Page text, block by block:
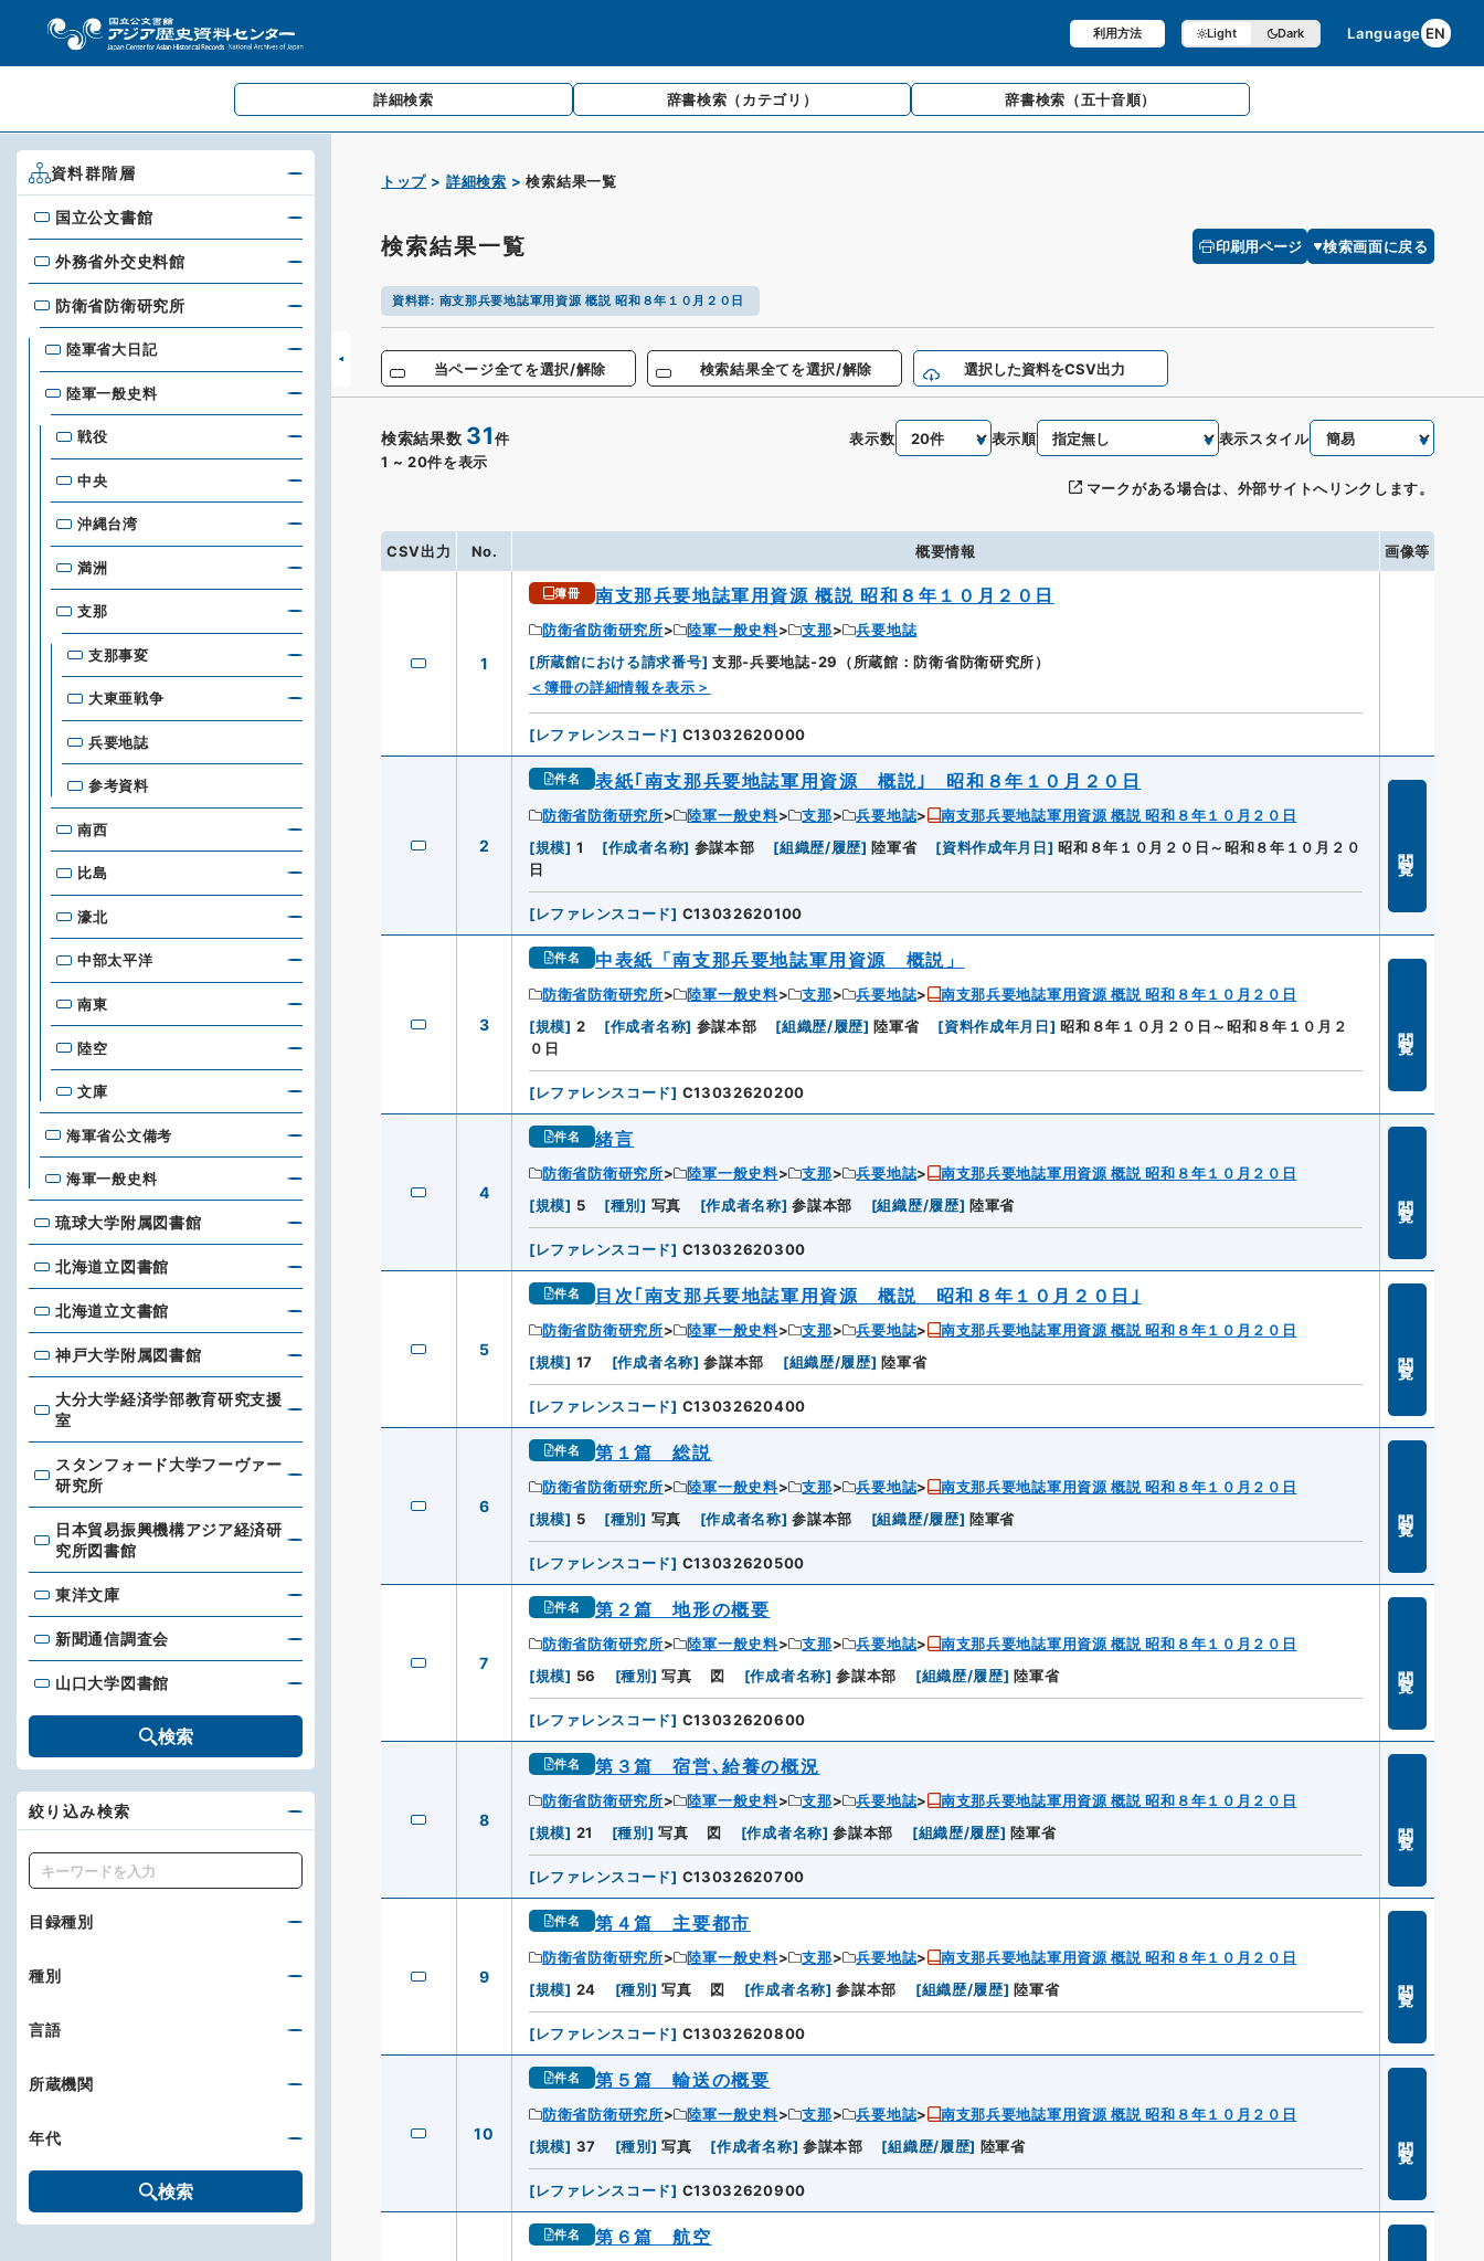
利用方法 Light Dark Language EN
詳細検索 辞書検索 （カテゴリ） 辞書検索 （五十音順）
トップ 詳細検索 検索結果一覧
検索結果一覧 印刷用ページ 検索画面に戻る
資料群: 南支那兵要地誌軍用資源 概説 昭和８年１０月２０日
当ページ全てを選択/解除 検索結果全てを選択/解除 選択した資料をCSV出力
検索結果数 31件
1 ~ 20件を表示
表示数 表示順 表示スタイル
マークがある場合は、外部サイトへリンクします。
CSV出力 No. 概要情報 画像等
1
簿冊 南支那兵要地誌軍用資源 概説 昭和８年１０月２０日
防衛省防衛研究所 陸軍一般史料 支那
兵要地誌
[所蔵館における請求番号] 支那-兵要地誌-29（所蔵館：防衛省防衛研究所）
＜簿冊の詳細情報を表示＞
[レファレンスコード] C13032620000
2
件名 表紙｢南支那兵要地誌軍用資源 概説｣ 昭和８年１０月２０日
防衛省防衛研究所 陸軍一般史料 支那 兵要地誌
南支那兵要地誌軍用資源 概説 昭和８年１０月２０日
[規模] 1 [作成者名称] 参謀本部 [組織歴/履歴] 陸軍省 [資料作成年月日] 昭和８年１０月２０日～昭和８年１０月２０
日
[レファレンスコード] C13032620100
3
件名 中表紙「南支那兵要地誌軍用資源 概説」
防衛省防衛研究所 陸軍一般史料 支那 兵要地誌
南支那兵要地誌軍用資源 概説 昭和８年１０月２０日
[規模] 2 [作成者名称] 参謀本部 [組織歴/履歴] 陸軍省 [資料作成年月日] 昭和８年１０月２０日～昭和８年１０月２
０日
[レファレンスコード] C13032620200
4
件名 緒言
防衛省防衛研究所 陸軍一般史料 支那 兵要地誌
南支那兵要地誌軍用資源 概説 昭和８年１０月２０日
[規模] 5 [種別] 写真 [作成者名称] 参謀本部 [組織歴/履歴] 陸軍省
[レファレンスコード] C13032620300
5
件名 目次｢南支那兵要地誌軍用資源 概説 昭和８年１０月２０日｣
防衛省防衛研究所 陸軍一般史料 支那 兵要地誌
南支那兵要地誌軍用資源 概説 昭和８年１０月２０日
[規模] 17 [作成者名称] 参謀本部 [組織歴/履歴] 陸軍省
[レファレンスコード] C13032620400
6
件名 第１篇 総説
防衛省防衛研究所 陸軍一般史料 支那 兵要地誌
南支那兵要地誌軍用資源 概説 昭和８年１０月２０日
[規模] 5 [種別] 写真 [作成者名称] 参謀本部 [組織歴/履歴] 陸軍省
[レファレンスコード] C13032620500
7
件名 第２篇 地形の概要
防衛省防衛研究所 陸軍一般史料 支那 兵要地誌
南支那兵要地誌軍用資源 概説 昭和８年１０月２０日
[規模] 56 [種別 ] 写真 図 [作成者名称] 参謀本部 [組織歴/履歴] 陸軍省
[レファレンスコード] C13032620600
8
件名 第３篇 宿営､給養の概況
防衛省防衛研究所 陸軍一般史料 支那 兵要地誌
南支那兵要地誌軍用資源 概説 昭和８年１０月２０日
[規模] 21 [種別 ] 写真 図 [作成者名称] 参謀本部 [組織歴/履歴] 陸軍省
[レファレンスコード] C13032620700
9
件名 第４篇 主要都市
防衛省防衛研究所 陸軍一般史料 支那 兵要地誌
南支那兵要地誌軍用資源 概説 昭和８年１０月２０日
[規模] 24 [種別 ] 写真 図 [作成者名称] 参謀本部 [組織歴/履歴] 陸軍省
[レファレンスコード] C13032620800
10
件名 第５篇 輸送の概要
防衛省防衛研究所 陸軍一般史料 支那 兵要地誌
南支那兵要地誌軍用資源 概説 昭和８年１０月２０日
[規模] 37 [種別 ] 写真 [作成者名称] 参謀本部 [組織歴/履歴] 陸軍省
[レファレンスコード] C13032620900
件名 第６篇 航空
資料群階層
国立公文書館
国立公文書館
外務省外交史料館
外務省外交史料館
防衛省防衛研究所
防衛省防衛研究所
陸軍省大日記
陸軍一般史料
戦役
中央
沖縄台湾
満洲
支那
支那事変
大東亜戦争
兵要地誌
参考資料
南西
比島
濠北
中部太平洋
南東
陸空
文庫
海軍省公文備考
海軍一般史料
琉球大学附属図書館
琉球大学附属図書館
北海道立図書館
北海道立図書館
北海道立文書館
北海道立文書館
神戸大学附属図書館
神戸大学附属図書館
大分大学経済学部教育研究支援室
大分大学経済学部教育研究支援
室
スタンフォード大学フーヴァー研究所
スタンフォード大学フーヴァー
研究所
日本貿易振興機構アジア経済研究所図書館
日本貿易振興機構アジア経済研
究所図書館
東洋文庫
東洋文庫
新聞通信調査会
新聞通信調査会
山口大学図書館
山口大学図書館
検索
絞り込み検索
キーワード
目録種別
種別
言語
所蔵機関
年代
検索